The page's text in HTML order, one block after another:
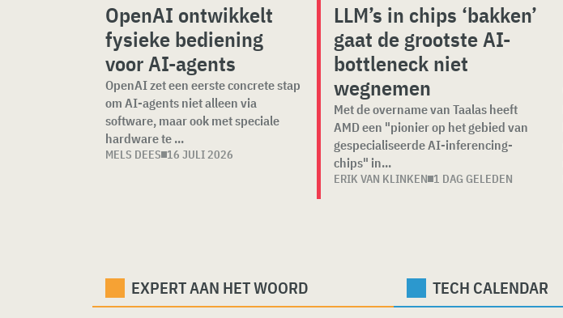
OpenAI ontwikkelt
fysieke bediening
voor AI-agents
OpenAI zet een eerste concrete stap
om AI-agents niet alleen via
software, maar ook met speciale
hardware te ...
MELS DEES 16 JULI 2026
LLM’s in chips ‘bakken’
gaat de grootste AI-
bottleneck niet
wegnemen
Met de overname van Taalas heeft
AMD een "pionier op het gebied van
gespecialiseerde AI-inferencing-
chips" in...
ERIK VAN KLINKEN 1 DAG GELEDEN
EXPERT AAN HET WOORD
TECH CALENDAR